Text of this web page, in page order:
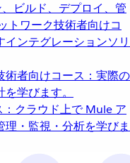
ビルド、デプロイ、管
トワーク技術者向けコ
ンテグレーションソリ
術者向けコース：実際の
学びます。
クラウド上で Mule ア
・監視・分析を学びま